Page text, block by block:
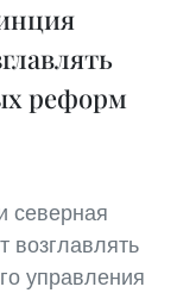
реформ
северная
возглавлять
управления